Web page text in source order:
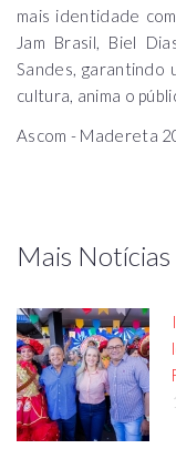
mais identidade
Jam Brasil, Biel
Sandes, garantindo
cultura, anima o
Ascom - Madereta
Mais